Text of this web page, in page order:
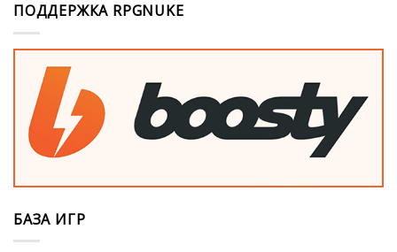
ПОДДЕРЖКА RPGNUKE
БАЗА ИГР